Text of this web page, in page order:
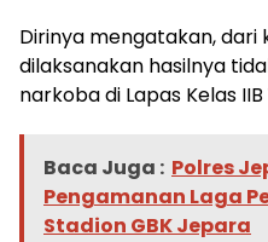
Dirinya mengatakan, dari
dilaksanakan hasilnya
narkoba di Lapas Kelas
Baca Juga : Polres
Pengamanan Laga
Stadion GBK Jepara